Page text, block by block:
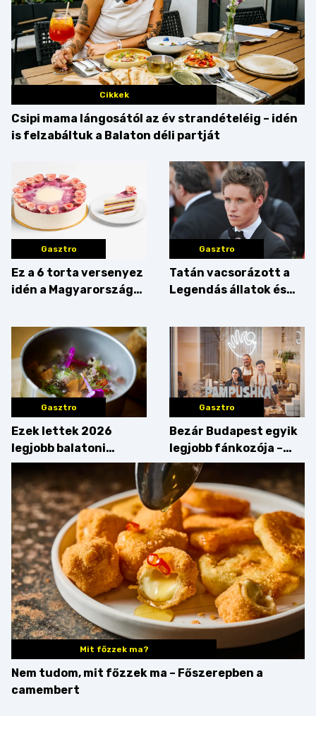
Cikkek
Csipi mama lángosától az év strandételéig – idén
is felzabáltuk a Balaton déli partját
Gasztro
Ez a 6 torta versenyez
idén a Magyarország
Gasztro
Tatán vacsorázott a
Legendás állatok és
Gasztro
Ezek lettek 2026
legjobb balatoni
strandételei –
végigkóstoltuk a
győzteseket
Gasztro
Bezár Budapest egyik
legjobb fánkozója –
búcsúzik a Pampushka
Mit főzzek ma?
Nem tudom, mit főzzek ma – Főszerepben a
camembert